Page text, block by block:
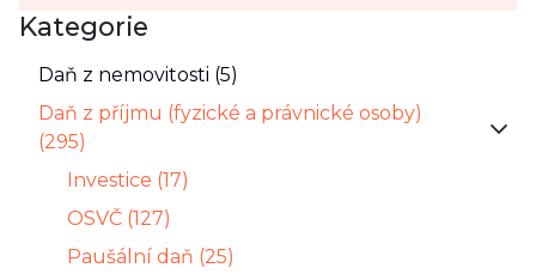
Kategorie
Daň z nemovitosti (5)
Daň z příjmu (fyzické a právnické osoby)
(295)
Investice (17)
OSVČ (127)
Paušální daň (25)